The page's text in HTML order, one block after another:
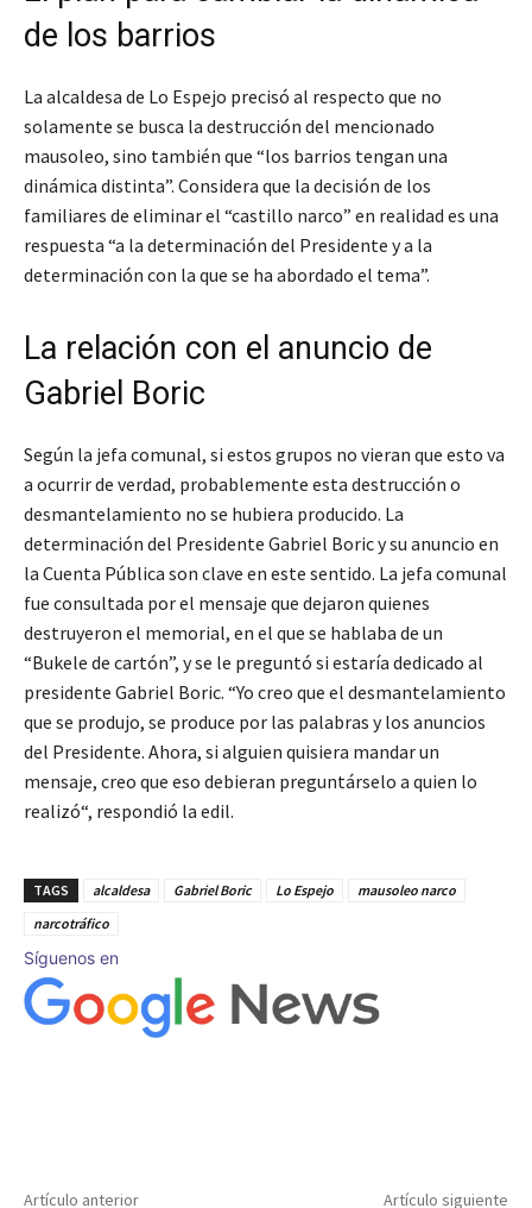
de los barrios
La alcaldesa de Lo Espejo precisó al respecto que no
solamente se busca la destrucción del mencionado
mausoleo, sino también que “los barrios tengan una
dinámica distinta”. Considera que la decisión de los
familiares de eliminar el “castillo narco” en realidad es una
respuesta “a la determinación del Presidente y a la
determinación con la que se ha abordado el tema”.
La relación con el anuncio de
Gabriel Boric
Según la jefa comunal, si estos grupos no vieran que esto va
a ocurrir de verdad, probablemente esta destrucción o
desmantelamiento no se hubiera producido. La
determinación del Presidente Gabriel Boric y su anuncio en
la Cuenta Pública son clave en este sentido. La jefa comunal
fue consultada por el mensaje que dejaron quienes
destruyeron el memorial, en el que se hablaba de un
“Bukele de cartón”, y se le preguntó si estaría dedicado al
presidente Gabriel Boric. “Yo creo que el desmantelamiento
que se produjo, se produce por las palabras y los anuncios
del Presidente. Ahora, si alguien quisiera mandar un
mensaje, creo que eso debieran preguntárselo a quien lo
realizó“, respondió la edil.
TAGS alcaldesa Gabriel Boric Lo Espejo
mausoleo narco
narcotráfico
Síguenos en
Artículo anterior Artículo siguiente